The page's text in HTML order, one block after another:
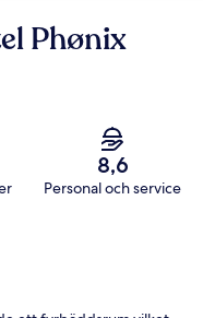
Phønix
8,6
Personal och service